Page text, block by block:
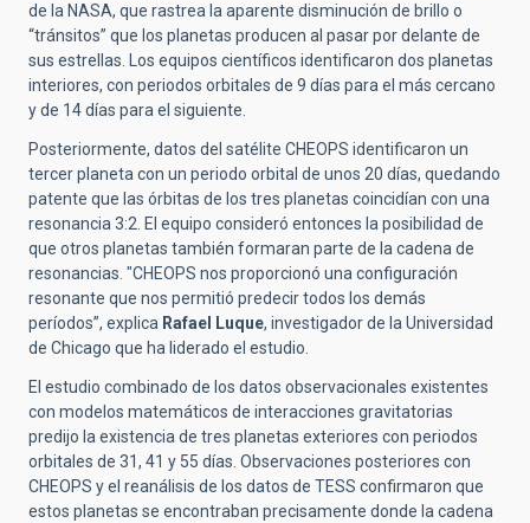
de la NASA, que rastrea la aparente disminución de brillo o
“tránsitos” que los planetas producen al pasar por delante de
sus estrellas. Los equipos científicos identificaron dos planetas
interiores, con periodos orbitales de 9 días para el más cercano
y de 14 días para el siguiente.
Posteriormente, datos del satélite CHEOPS identificaron un
tercer planeta con un periodo orbital de unos 20 días, quedando
patente que las órbitas de los tres planetas coincidían con una
resonancia 3:2. El equipo consideró entonces la posibilidad de
que otros planetas también formaran parte de la cadena de
resonancias. "CHEOPS nos proporcionó una configuración
resonante que nos permitió predecir todos los demás
períodos”, explica Rafael Luque, investigador de la Universidad
de Chicago que ha liderado el estudio.
El estudio combinado de los datos observacionales existentes
con modelos matemáticos de interacciones gravitatorias
predijo la existencia de tres planetas exteriores con periodos
orbitales de 31, 41 y 55 días. Observaciones posteriores con
CHEOPS y el reanálisis de los datos de TESS confirmaron que
estos planetas se encontraban precisamente donde la cadena